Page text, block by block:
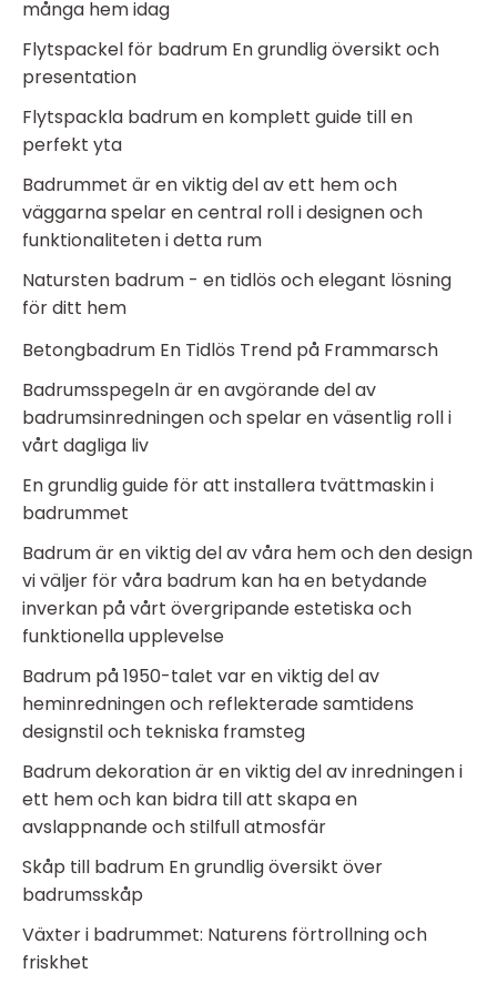
många hem idag
Flytspackel för badrum En grundlig översikt och
presentation
Flytspackla badrum en komplett guide till en
perfekt yta
Badrummet är en viktig del av ett hem och
väggarna spelar en central roll i designen och
funktionaliteten i detta rum
Natursten badrum - en tidlös och elegant lösning
för ditt hem
Betongbadrum En Tidlös Trend på Frammarsch
Badrumsspegeln är en avgörande del av
badrumsinredningen och spelar en väsentlig roll i
vårt dagliga liv
En grundlig guide för att installera tvättmaskin i
badrummet
Badrum är en viktig del av våra hem och den design
vi väljer för våra badrum kan ha en betydande
inverkan på vårt övergripande estetiska och
funktionella upplevelse
Badrum på 1950-talet var en viktig del av
heminredningen och reflekterade samtidens
designstil och tekniska framsteg
Badrum dekoration är en viktig del av inredningen i
ett hem och kan bidra till att skapa en
avslappnande och stilfull atmosfär
Skåp till badrum En grundlig översikt över
badrumsskåp
Växter i badrummet: Naturens förtrollning och
friskhet